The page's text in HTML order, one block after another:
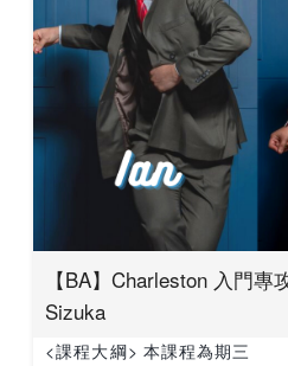
【BA】Charleston 入門專
Sizuka
<課程大綱> 本課程為期三